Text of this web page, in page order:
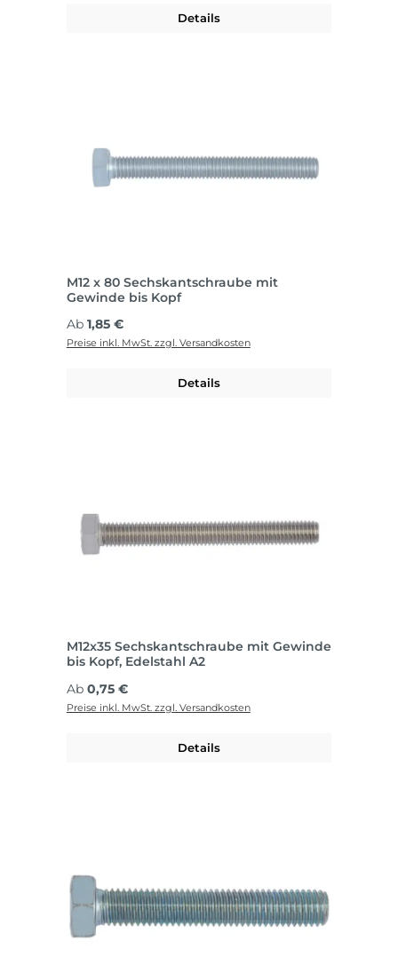
Details
M12 x 80 Sechskantschraube mit
Gewinde bis Kopf
Regulärer Preis:
Ab 1,85 €
Preise inkl. MwSt. zzgl. Versandkosten
Details
M12x35 Sechskantschraube mit Gewinde
bis Kopf, Edelstahl A2
Regulärer Preis:
Ab 0,75 €
Preise inkl. MwSt. zzgl. Versandkosten
Details